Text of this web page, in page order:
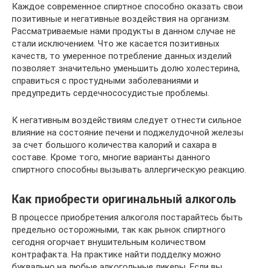
Каждое современное спиртное способно оказать свои
позитивные и негативные воздействия на организм.
Рассматриваемые нами продукты в данном случае не
стали исключением. Что же касается позитивных
качеств, то умеренное потребление данных изделий
позволяет значительно уменьшить долю холестерина,
справиться с простудными заболеваниями и
предупредить сердечнососудистые проблемы.
К негативным воздействиям следует отнести сильное
влияние на состояние печени и поджелудочной железы
за счет большого количества калорий и сахара в
составе. Кроме того, многие варианты данного
спиртного способны вызывать аллергическую реакцию.
Как приобрести оригинальный алкоголь
В процессе приобретения алкоголя постарайтесь быть
предельно осторожными, так как рынок спиртного
сегодня огорчает внушительным количеством
контрафакта. На практике найти подделку можно